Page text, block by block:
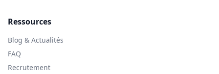
Ressources
Blog & Actualités
FAQ
Recrutement